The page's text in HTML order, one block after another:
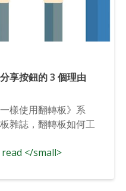
享按鈕的 3 個理由
樣使用翻轉板》系
雜誌，翻轉板如何工
</small>